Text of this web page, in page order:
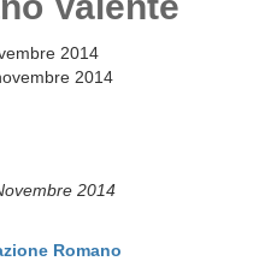
2014
2014
2014
Romano